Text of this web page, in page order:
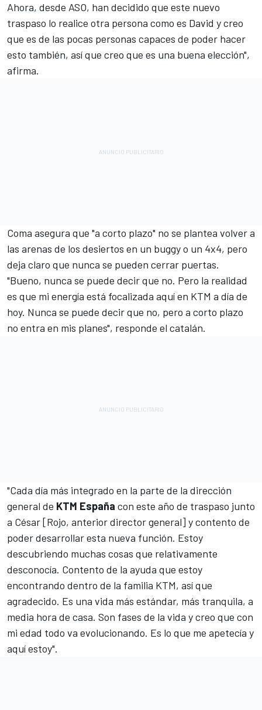
Ahora, desde ASO, han decidido que este nuevo
traspaso lo realice otra persona como es David y creo
que es de las pocas personas capaces de poder hacer
esto también, así que creo que es una buena elección",
afirma.
Coma asegura que "a corto plazo" no se plantea volver a
las arenas de los desiertos en un buggy o un 4x4, pero
deja claro que nunca se pueden cerrar puertas.
"Bueno, nunca se puede decir que no. Pero la realidad
es que mi energía está focalizada aquí en KTM a día de
hoy. Nunca se puede decir que no, pero a corto plazo
no entra en mis planes", responde el catalán.
"Cada día más integrado en la parte de la dirección
general de KTM España con este año de traspaso junto
a César [Rojo, anterior director general] y contento de
poder desarrollar esta nueva función. Estoy
descubriendo muchas cosas que relativamente
desconocía. Contento de la ayuda que estoy
encontrando dentro de la familia KTM, así que
agradecido. Es una vida más estándar, más tranquila, a
media hora de casa. Son fases de la vida y creo que con
mi edad todo va evolucionando. Es lo que me apetecía y
aquí estoy".